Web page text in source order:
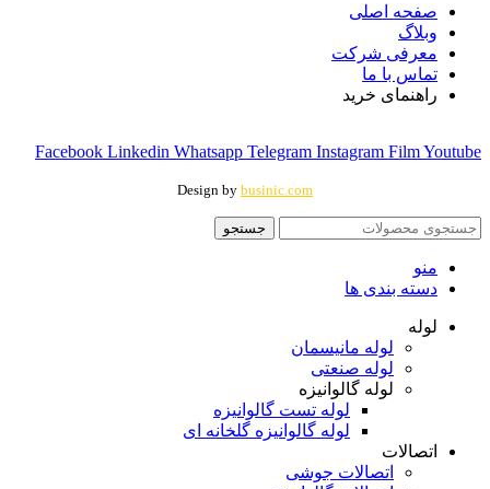
صفحه اصلی
وبلاگ
معرفی شرکت
تماس با ما
راهنمای خرید
Facebook Linkedin Whatsapp Telegram Instagram FilmYoutube
Design by businic.com
جستجو
منو
دسته بندی ها
لوله
لوله مانیسمان
لوله صنعتی
لوله گالوانیزه
لوله تست گالوانیزه
لوله گالوانیزه گلخانه ای
اتصالات
اتصالات جوشی